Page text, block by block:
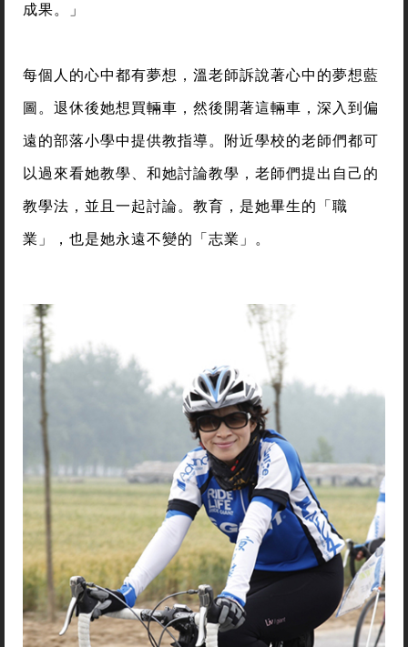
成果。」
每個人的心中都有夢想，溫老師訴說著心中的夢想藍
圖。退休後她想買輛車，然後開著這輛車，深入到偏
遠的部落小學中提供教指導。附近學校的老師們都可
以過來看她教學、和她討論教學，老師們提出自己的
教學法，並且一起討論。教育，是她畢生的「職
業」，也是她永遠不變的「志業」。